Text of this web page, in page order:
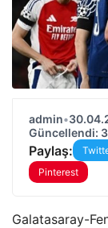
admin•
Güncellendi:
Paylaş:
Pinterest
Galatasaray-